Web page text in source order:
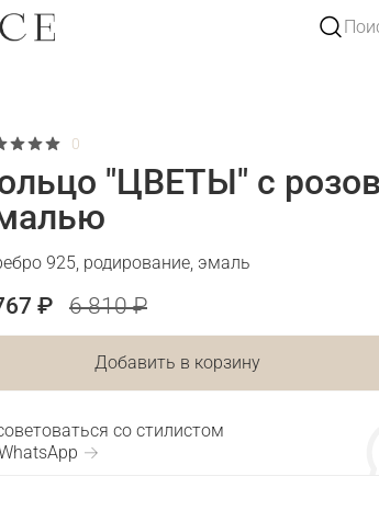
0
"ЦВЕТЫ" с
925, родирование, эмаль
₽ 6 810 ₽
Добавить в корзину
со стилистом
→